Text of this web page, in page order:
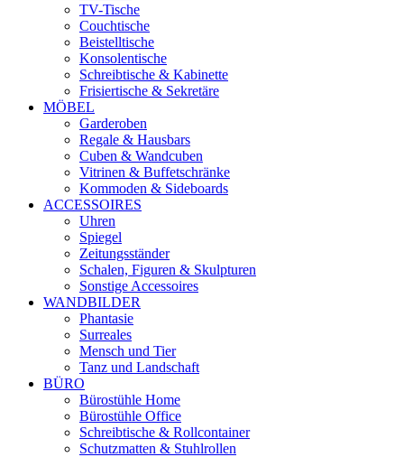
TV-Tische
Couchtische
Beistelltische
Konsolentische
Schreibtische & Kabinette
Frisiertische & Sekretäre
MÖBEL
Garderoben
Regale & Hausbars
Cuben & Wandcuben
Vitrinen & Buffetschränke
Kommoden & Sideboards
ACCESSOIRES
Uhren
Spiegel
Zeitungsständer
Schalen, Figuren & Skulpturen
Sonstige Accessoires
WANDBILDER
Phantasie
Surreales
Mensch und Tier
Tanz und Landschaft
BÜRO
Bürostühle Home
Bürostühle Office
Schreibtische & Rollcontainer
Schutzmatten & Stuhlrollen